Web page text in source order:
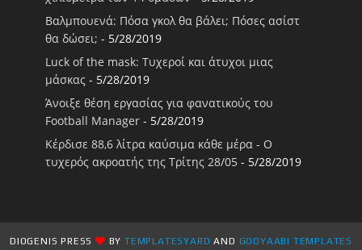
Βαλμπουενά: Πόσα γκολ θα βάλει; Πόσες ασίστ
θα δώσει; - 5/28/2019
Luck of the mask: Τυχεροί και άτυχοι μιας
μάσκας - 5/28/2019
Άνοιξε θέση εργασίας για φανατικούς του
Football Μanager - 5/28/2019
Κέρδισε 88,6 λίτρα καύσιμα κάθε μέρα - Ο
τυχερός ακροατής της Τρίτης 28/05 - 5/28/2019
DIOGENIS PRESS BYTEMPLATESYARD AND GOOYAABI TEMPLATES